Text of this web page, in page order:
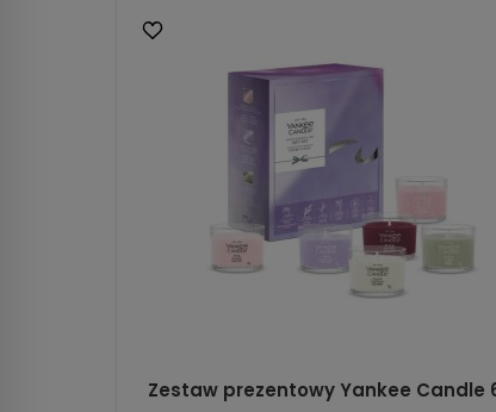
Zestaw prezentowy Yankee Candle